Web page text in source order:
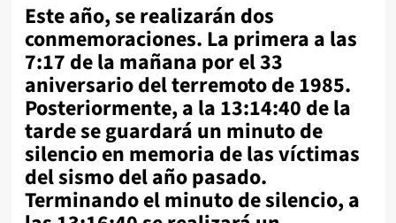
Este año, se realizarán dos
conmemoraciones. La primera a las
7:17 de la mañana por el 33
aniversario del terremoto de 1985.
Posteriormente, a la 13:14:40 de la
tarde se guardará un minuto de
silencio en memoria de las víctimas
del sismo del año pasado.
Terminando el minuto de silencio, a